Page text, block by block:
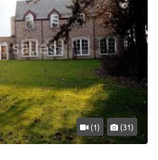
(1) (31)
calme et la tranquillité sont des
demeure en pierre de
brabançonne.